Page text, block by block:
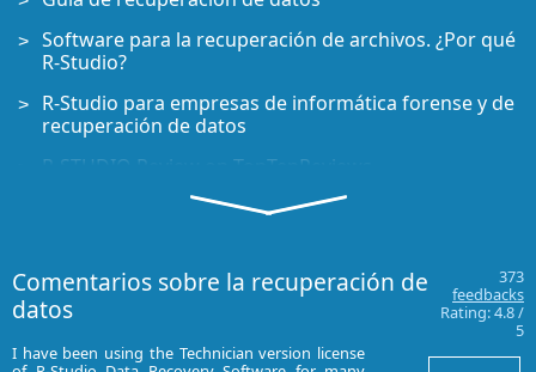
Software para la recuperación de archivos. ¿Por qué
R-Studio?
R-Studio para empresas de informática forense y de
recuperación de datos
R-STUDIO Review on TopTenReviews
Opciones para recuperar archivos de discos SSD
Predecir el éxito en casos comunes de recuperación
de datos
Recuperación de datos sobrescritos
Comentarios sobre la recuperación de
datos
373
feedbacks
Rating:4.8/
5
I have been using the Technician version license
I have used R-